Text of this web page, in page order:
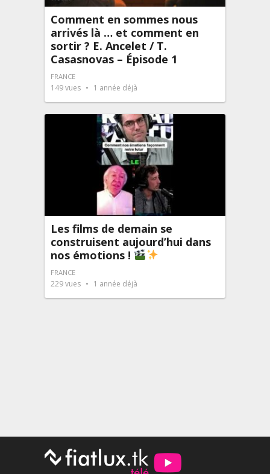
Comment en sommes nous
arrivés là … et comment en
sortir ? E. Ancelet / T.
Casasnovas – Épisode 1
FRANCE
149vues 1 année déjà
Les films de demain se
construisent aujourd’hui dans
nos émotions !
FRANCE
229vues 1 année déjà